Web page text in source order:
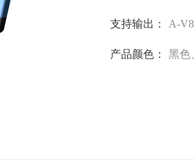
支持输出： A-
产品颜色： 黑色